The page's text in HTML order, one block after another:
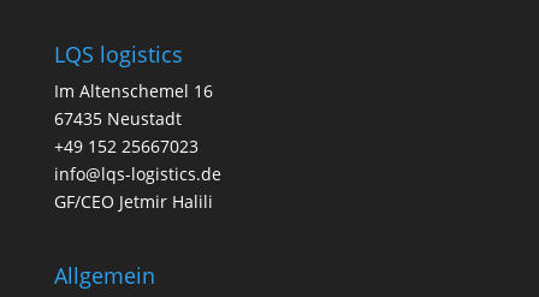
LQS logistics
Im Altenschemel 16
67435 Neustadt
+49 152 25667023
info@lqs-logistics.de
GF/CEO Jetmir Halili
Allgemein